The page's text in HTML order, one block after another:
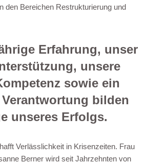
den Bereichen Restrukturierung und
Erfahrung, unser
unsere
sowie ein
bilden
unseres Erfolgs.
Verlässlichkeit in Krisenzeiten. Frau
Berner wird seit Jahrzehnten von